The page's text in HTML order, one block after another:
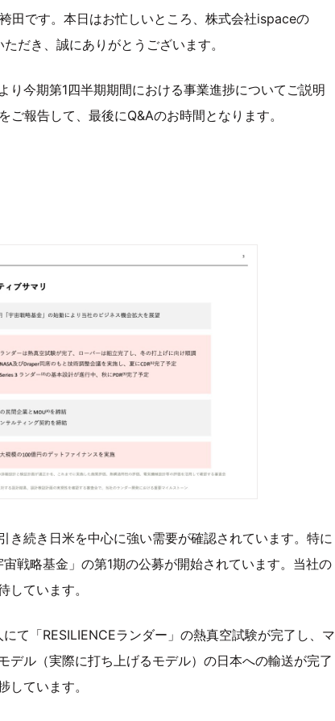
田です。本日はお忙しいところ、株式会社ispaceの
だき、誠にありがとうございます。
今期第1四半期期間における事業進捗についてご説明
報告して、最後にQ&Aのお時間となります。
き続き日米を中心に強い需要が確認されています。特に
戦略基金」の第1期の公募が開始されています。当社の
しています。
て「RESILIENCEランダー」の熱真空試験が完了し、マ
デル（実際に打ち上げるモデル）の日本への輸送が完了
ています。